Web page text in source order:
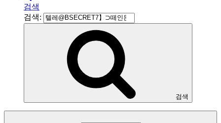
검색
검색:
검색